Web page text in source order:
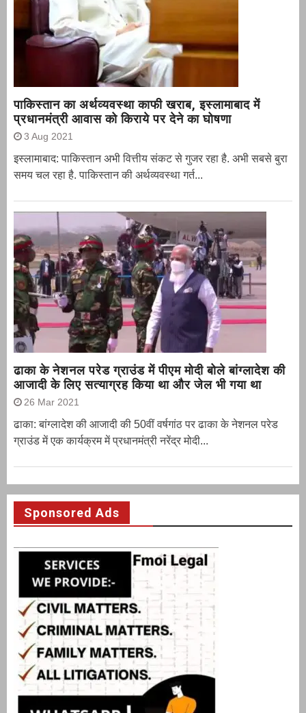
पाकिस्तान का अर्थव्यवस्था काफी खराब, इस्लामाबाद में
प्रधानमंत्री आवास को किराये पर देने का घोषणा
3 Aug 2021
इस्लामाबाद: पाकिस्तान अभी वित्तीय संकट से गुजर रहा है. अभी सबसे बुरा
समय चल रहा है. पाकिस्तान की अर्थव्यवस्था गर्त...
ढाका के नेशनल परेड ग्राउंड में पीएम मोदी बोले बांग्लादेश की
आजादी के लिए सत्याग्रह किया था और जेल भी गया था
26 Mar 2021
ढाका: बांग्लादेश की आजादी की 50वीं वर्षगांठ पर ढाका के नेशनल परेड
ग्राउंड में एक कार्यक्रम में प्रधानमंत्री नरेंद्र मोदी...
Sponsored Ads